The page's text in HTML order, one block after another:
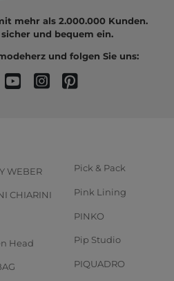
mehr als 2.000.000 Kunden.
und bequem ein.
und folgen Sie uns:
WEBER
CHIARINI
Head
Pick & Pack
Pink Lining
PINKO
Pip Studio
PIQUADRO